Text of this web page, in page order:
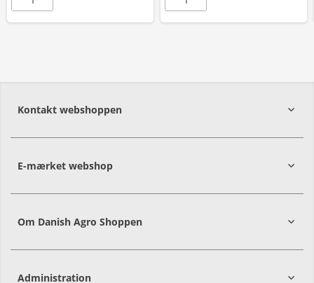
Kontakt webshoppen
E-mærket webshop
Om Danish Agro Shoppen
Administration